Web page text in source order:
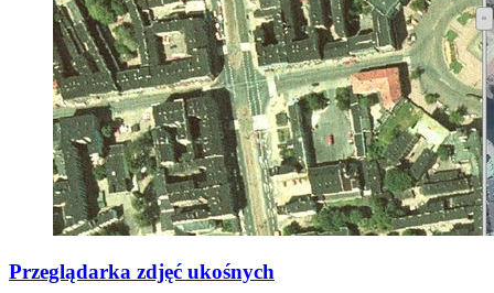
Przeglądarka zdjęć ukośnych